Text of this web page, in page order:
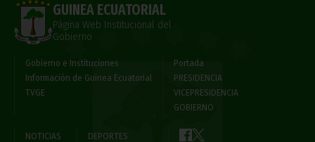
GUINEA ECUATORIAL
Página Web Institucional del
Gobierno
Gobierno e Instituciones
Información de Guinea Ecuatorial
TVGE
Portada
PRESIDENCIA
VICEPRESIDENCIA
GOBIERNO
NOTICIAS
DEPORTES